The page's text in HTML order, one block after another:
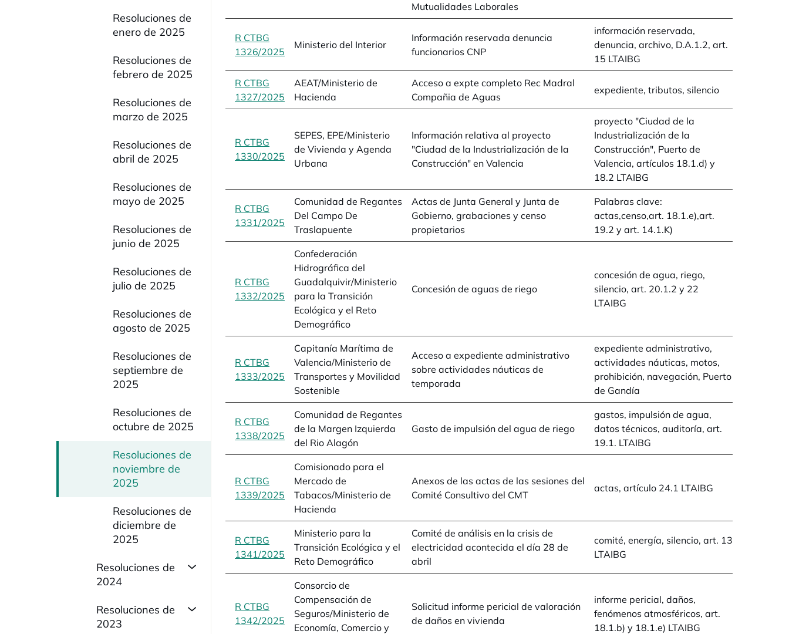
Resoluciones de
enero de 2025
Resoluciones de
febrero de 2025
Resoluciones de
marzo de 2025
Resoluciones de
abril de 2025
Resoluciones de
mayo de 2025
Resoluciones de
junio de 2025
Resoluciones de
julio de 2025
Resoluciones de
agosto de 2025
Resoluciones de
septiembre de
2025
Resoluciones de
octubre de 2025
Resoluciones de
noviembre de
2025
Resoluciones de
diciembre de
2025
Resoluciones de
2024
Resoluciones de
2023
Mutualidades Laborales
R CTBG
1326/2025 se abre en una pestaña nueva
Ministerio del Interior
Información reservada denuncia
funcionarios CNP
información reservada,
denuncia, archivo, D.A.1.2, art.
15 LTAIBG
R CTBG
1327/2025 se abre en una pestaña nueva
AEAT/Ministerio de
Hacienda
Acceso a expte completo Rec Madral
Compañia de Aguas
expediente, tributos, silencio
R CTBG
1330/2025 se abre en una pestaña nueva
SEPES, EPE/Ministerio
de Vivienda y Agenda
Urbana
Información relativa al proyecto
"Ciudad de la Industrialización de la
Construcción" en Valencia
proyecto "Ciudad de la
Industrialización de la
Construcción", Puerto de
Valencia, artículos 18.1.d) y
18.2 LTAIBG
R CTBG
1331/2025 se abre en una pestaña nueva
Comunidad de Regantes
Del Campo De
Traslapuente
Actas de Junta General y Junta de
Gobierno, grabaciones y censo
propietarios
Palabras clave:
actas,censo,art. 18.1.e),art.
19.2 y art. 14.1.K)
R CTBG
1332/2025 se abre en una pestaña nueva
Confederación
Hidrográfica del
Guadalquivir/Ministerio
para la Transición
Ecológica y el Reto
Demográfico
Concesión de aguas de riego
concesión de agua, riego,
silencio, art. 20.1.2 y 22
LTAIBG
R CTBG
1333/2025 se abre en una pestaña nueva
Capitanía Marítima de
Valencia/Ministerio de
Transportes y Movilidad
Sostenible
Acceso a expediente administrativo
sobre actividades náuticas de
temporada
expediente administrativo,
actividades náuticas, motos,
prohibición, navegación, Puerto
de Gandía
R CTBG
1338/2025 se abre en una pestaña nueva
Comunidad de Regantes
de la Margen Izquierda
del Rio Alagón
Gasto de impulsión del agua de riego
gastos, impulsión de agua,
datos técnicos, auditoría, art.
19.1. LTAIBG
R CTBG
1339/2025 se abre en una pestaña nueva
Comisionado para el
Mercado de
Tabacos/Ministerio de
Hacienda
Anexos de las actas de las sesiones del
Comité Consultivo del CMT
actas, artículo 24.1 LTAIBG
R CTBG
1341/2025 se abre en una pestaña nueva
Ministerio para la
Transición Ecológica y el
Reto Demográfico
Comité de análisis en la crisis de
electricidad acontecida el día 28 de
abril
comité, energía, silencio, art. 13
LTAIBG
R CTBG
1342/2025 se abre en una pestaña nueva
Consorcio de
Compensación de
Seguros/Ministerio de
Economía, Comercio y
Solicitud informe pericial de valoración
de daños en vivienda
informe pericial, daños,
fenómenos atmosféricos, art.
18.1.b) y 18.1.e) LTAIBG